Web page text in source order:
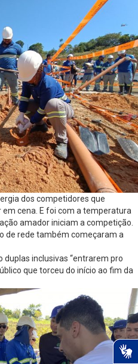
dos competidores que
cena. E foi com a temperatura
amador iniciam a competição.
de rede também começaram a
duplas inclusivas “entrarem pro
que torceu do início ao fim da